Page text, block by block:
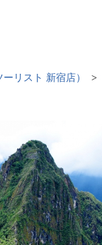
リスト 新宿店）